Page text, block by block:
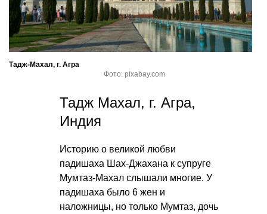
Тадж-Махал, г. Агра
Фото: pixabay.com
Тадж Махал, г. Агра,
Индия
Историю о великой любви
падишаха Шах-Джахана к супруге
Мумтаз-Махал слышали многие. У
падишаха было 6 жен и
наложницы, но только Мумтаз, дочь